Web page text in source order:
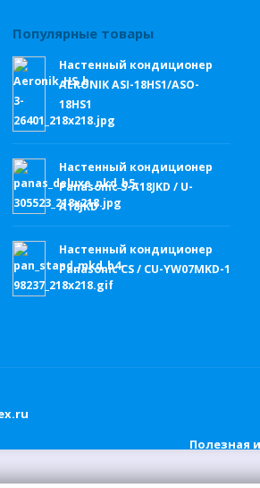
Популярные товары
Настенный кондиционер
AERONIK ASI-18HS1/ASO-
18HS1
Настенный кондиционер
Panasonic S-A18JKD / U-
A18JKD
Настенный кондиционер
Panasonic CS / CU-YW07MKD-1
Полезная